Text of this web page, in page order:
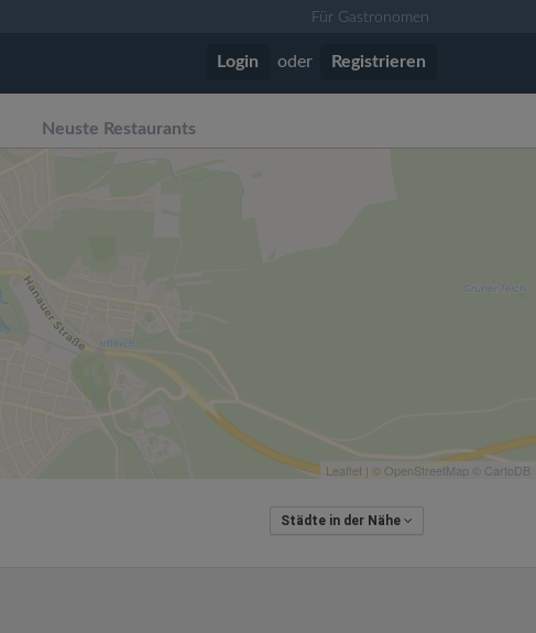
Für Gastronomen
Login oder Registrieren
Neuste Restaurants
Leaflet | © OpenStreetMap © CartoDB
Städte in der Nähe